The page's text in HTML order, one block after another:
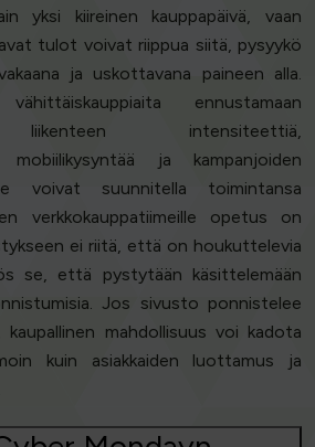
yksi kiireinen kauppapäivä, vaan
tulot voivat riippua siitä, pysyykö
ja uskottavana paineen alla.
ennustamaan
liikenteen intensiteettiä,
mobiilikysyntää ja kampanjoiden
voivat suunnitella toimintansa
verkkokauppatiimeille opetus on
ei riitä, että on houkuttelevia
se, että pystytään käsittelemään
Jos sivusto ponnistelee
kaupallinen mahdollisuus voi kadota
kuin asiakkaiden luottamus ja